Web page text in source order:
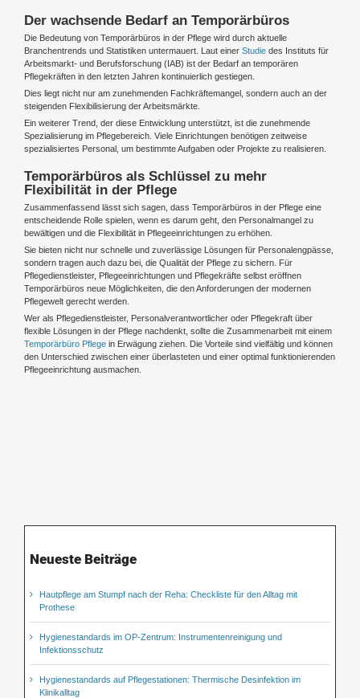
Der wachsende Bedarf an Temporärbüros
Die Bedeutung von Temporärbüros in der Pflege wird durch aktuelle
Branchentrends und Statistiken untermauert. Laut einer Studie des Instituts für
Arbeitsmarkt- und Berufsforschung (IAB) ist der Bedarf an temporären
Pflegekräften in den letzten Jahren kontinuierlich gestiegen.
Dies liegt nicht nur am zunehmenden Fachkräftemangel, sondern auch an der
steigenden Flexibilisierung der Arbeitsmärkte.
Ein weiterer Trend, der diese Entwicklung unterstützt, ist die zunehmende
Spezialisierung im Pflegebereich. Viele Einrichtungen benötigen zeitweise
spezialisiertes Personal, um bestimmte Aufgaben oder Projekte zu realisieren.
Temporärbüros als Schlüssel zu mehr
Flexibilität in der Pflege
Zusammenfassend lässt sich sagen, dass Temporärbüros in der Pflege eine
entscheidende Rolle spielen, wenn es darum geht, den Personalmangel zu
bewältigen und die Flexibilität in Pflegeeinrichtungen zu erhöhen.
Sie bieten nicht nur schnelle und zuverlässige Lösungen für Personalengpässe,
sondern tragen auch dazu bei, die Qualität der Pflege zu sichern. Für
Pflegedienstleister, Pflegeeinrichtungen und Pflegekräfte selbst eröffnen
Temporärbüros neue Möglichkeiten, die den Anforderungen der modernen
Pflegewelt gerecht werden.
Wer als Pflegedienstleister, Personalverantwortlicher oder Pflegekraft über
flexible Lösungen in der Pflege nachdenkt, sollte die Zusammenarbeit mit einem
Temporärbüro Pflege in Erwägung ziehen. Die Vorteile sind vielfältig und können
den Unterschied zwischen einer überlasteten und einer optimal funktionierenden
Pflegeeinrichtung ausmachen.
Neueste Beiträge
Hautpflege am Stumpf nach der Reha: Checkliste für den Alltag mit
Prothese
Hygienestandards im OP-Zentrum: Instrumentenreinigung und
Infektionsschutz
Hygienestandards auf Pflegestationen: Thermische Desinfektion im
Klinikalltag